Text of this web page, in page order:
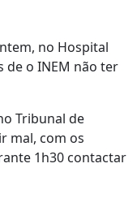
no Hospital
de o INEM não ter
Tribunal de
mal, com os
1h30 contactar